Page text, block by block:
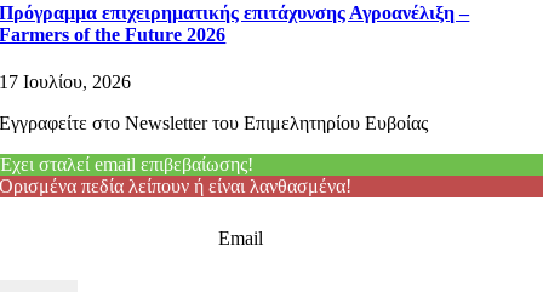
Πρόγραμμα επιχειρηματικής επιτάχυνσης Αγροανέλιξη –
Farmers of the Future 2026
17 Ιουλίου, 2026
Εγγραφείτε στο Newsletter του Επιμελητηρίου Ευβοίας
Έχει σταλεί email επιβεβαίωσης!
Ορισμένα πεδία λείπουν ή είναι λανθασμένα!
Email